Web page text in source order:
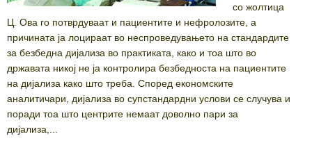
со жолтица
Ц. Ова го потврдуваат и пациентите и нефролозите, а
причината ја лоцираат во неспроведувањето на стандардите
за безбедна дијализа во практиката, како и тоа што во
државата никој не ја контролира безбедноста на пациентите
на дијализа како што треба. Според економските
аналитичари, дијализа во супстандардни услови се случува и
поради тоа што центрите немаат доволно пари за
дијализа,...